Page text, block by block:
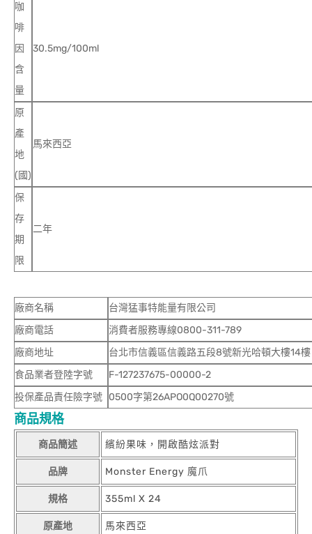
咖
啡
因
含
量
30.5mg/100ml
原
產
地
(國)
馬來西亞
保
存
期
限
二年
廠商名稱
台灣猛事特能量有限公司
廠商電話
消費者服務專線0800-311-789
廠商地址
台北市信義區信義路五段8號新光哈頓大樓14樓
食品業者登陸字號
F-127237675-00000-2
投保產品責任險字號 0500字第26APO0Q00270號
商品規格
商品簡述 繽紛果味，開啟酷炫派對
品牌 Monster Energy 魔爪
規格 355ml X 24
原產地 馬來西亞